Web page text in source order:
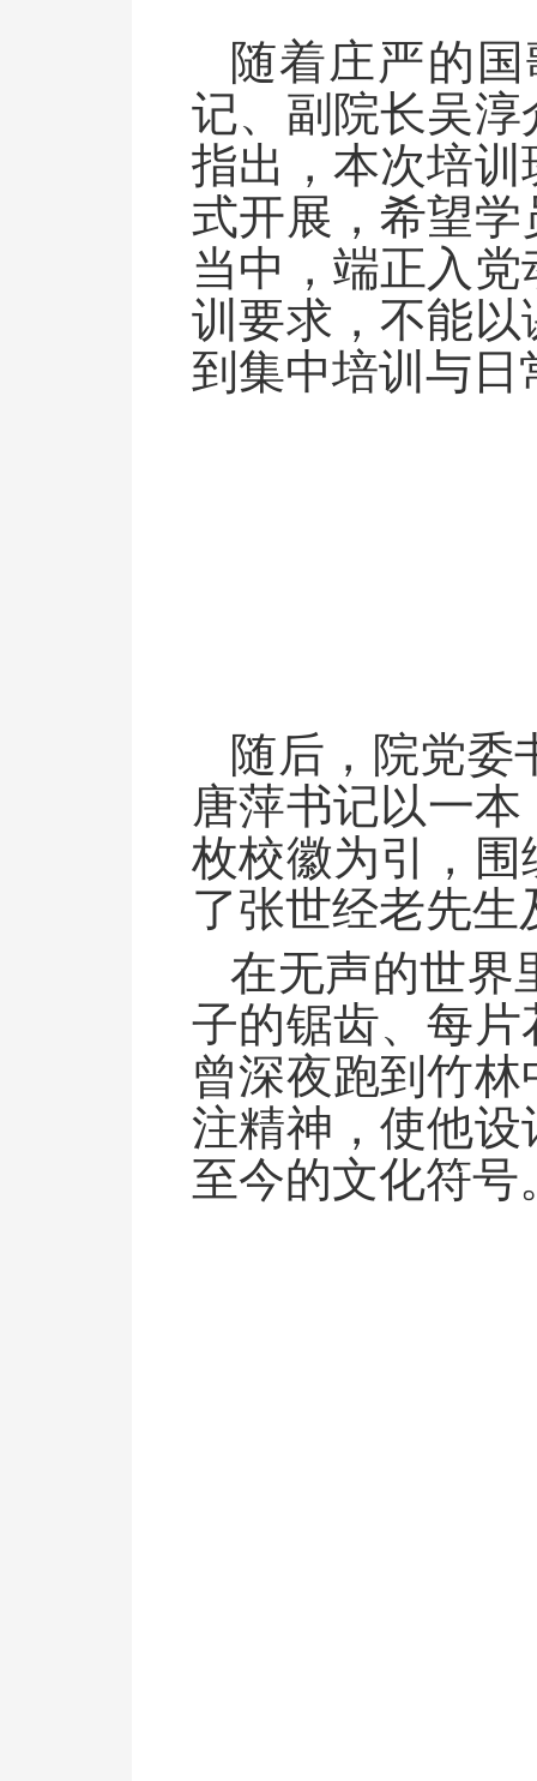
随着庄严的
记、副院长吴
指出，本次培
式开展，希望
当中，端正入
训要求，不能
到集中培训与
随后，院党委
唐萍书记以一
枚校徽为引，
了张世经老先
在无声的世界
子的锯齿、每
曾深夜跑到竹
注精神，使他
至今的文化符号